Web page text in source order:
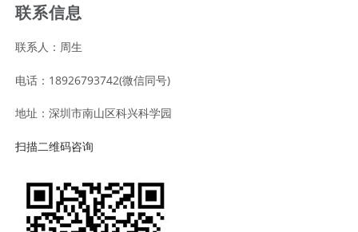
联系信息
联系人：周生
电话：18926793742(微信同号)
地址：深圳市南山区科兴科学园
扫描二维码咨询